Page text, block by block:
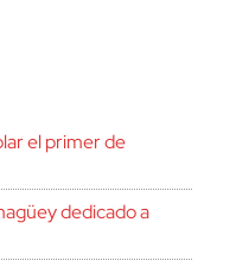
el primer de
dedicado a